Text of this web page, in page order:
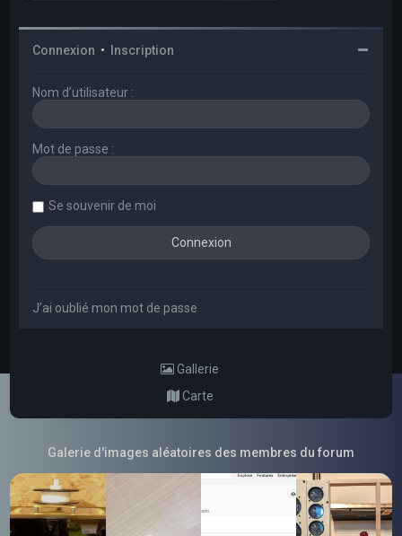
Connexion • Inscription
Nom d’utilisateur :
Mot de passe :
Se souvenir de moi
J’ai oublié mon mot de passe
Gallerie
Carte
Galerie d'images aléatoires des membres du forum